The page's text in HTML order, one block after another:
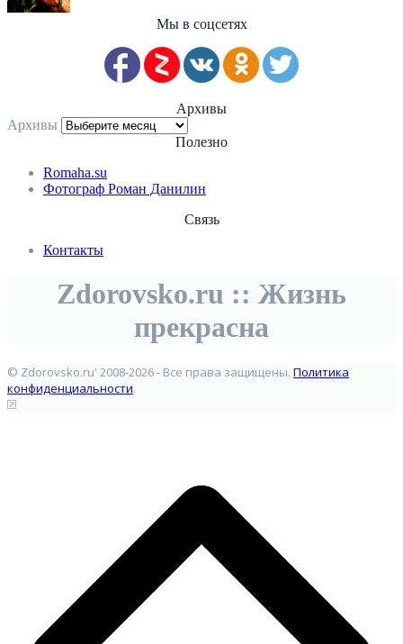
Мы в соцсетях
Архивы
Архивы
Полезно
Romaha.su
Фотограф Роман Данилин
Связь
Контакты
Zdorovsko.ru :: Жизнь
прекрасна
© Zdorovsko.ru' 2008-2026 - Все права защищены. Политика
конфиденциальности.